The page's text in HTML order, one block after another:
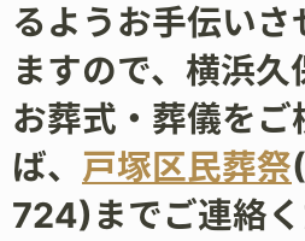
るようお手伝いさ
ますので、横浜久
お葬式・葬儀をご
ば、 戸塚区民葬祭
724)までご連絡く